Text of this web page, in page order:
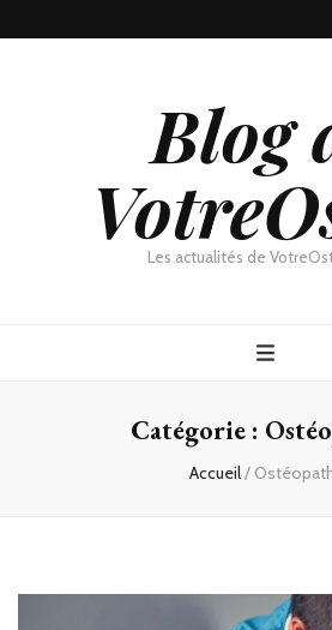
Blog
Les actualités de
Catégorie :
Accueil/